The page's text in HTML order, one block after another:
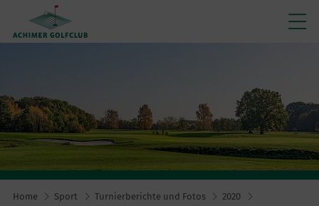
Home Sport Turnierberichte und Fotos
2020